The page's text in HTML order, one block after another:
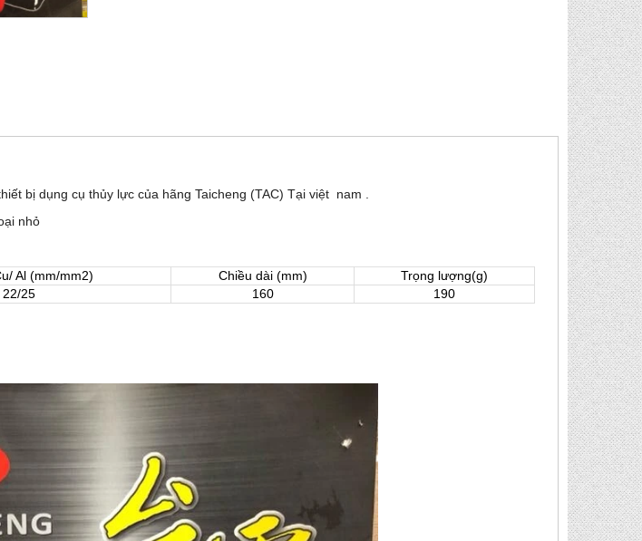
bị dụng cụ thủy lực của hãng Taicheng (TAC) Tại việt nam .
nhỏ
Al (mm/mm2) Chiều dài (mm)
Trọng lượng(g)
22/25 160 190